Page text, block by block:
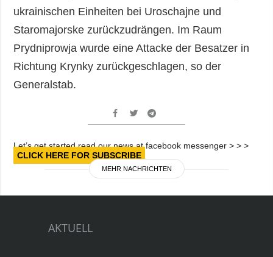
ukrainischen Einheiten bei Uroschajne und
Staromajorske zurückzudrängen. Im Raum
Prydniprowja wurde eine Attacke der Besatzer in
Richtung Krynky zurückgeschlagen, so der
Generalstab.
Let’s get started read our news at facebook messenger > > >
CLICK HERE FOR SUBSCRIBE
MEHR NACHRICHTEN
AKTUELL